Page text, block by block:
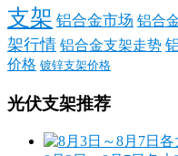
支架 铝合金市场 铝合
架行情 铝合金支架走势
价格 镀锌支架价格
光伏支架推荐